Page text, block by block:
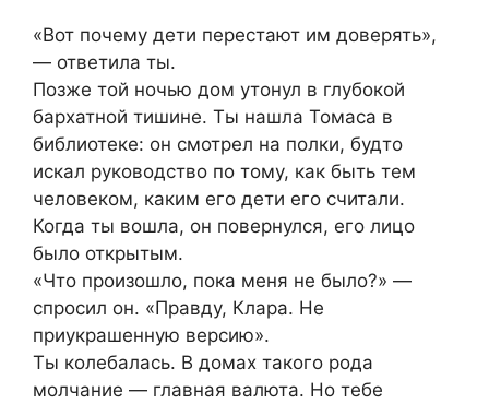
«Вот почему дети перестают им доверять»,
— ответила ты.
Позже той ночью дом утонул в глубокой
бархатной тишине. Ты нашла Томаса в
библиотеке: он смотрел на полки, будто
искал руководство по тому, как быть тем
человеком, каким его дети его считали.
Когда ты вошла, он повернулся, его лицо
было открытым.
«Что произошло, пока меня не было?» —
спросил он. «Правду, Клара. Не
приукрашенную версию».
Ты колебалась. В домах такого рода
молчание — главная валюта. Но тебе